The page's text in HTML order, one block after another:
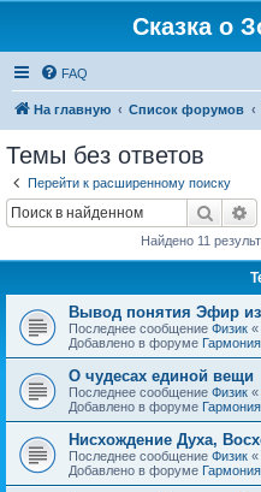
Сказка о
FAQ
На главную Список форумов
Темы без ответов
Перейти к расширенному поиску
Поиск
Найдено 11
Вывод понятия Эфир
Последнее сообщение Физик «
Добавлено в форуме
О чудесах единой вещи
Последнее сообщение Физик «
Добавлено в форуме
Нисхождение Духа,
Последнее сообщение Физик «
Добавлено в форуме